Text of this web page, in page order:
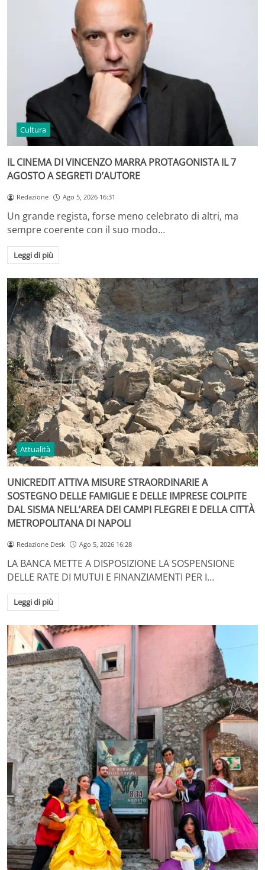
Cultura
IL CINEMA DI VINCENZO MARRA PROTAGONISTA IL 7
AGOSTO A SEGRETI D’AUTORE
Redazione Ago 5, 2026 16:31
Un grande regista, forse meno celebrato di altri, ma
sempre coerente con il suo modo…
Leggi di più
Attualità
UNICREDIT ATTIVA MISURE STRAORDINARIE A
SOSTEGNO DELLE FAMIGLIE E DELLE IMPRESE COLPITE
DAL SISMA NELL’AREA DEI CAMPI FLEGREI E DELLA CITTÀ
METROPOLITANA DI NAPOLI
Redazione Desk Ago 5, 2026 16:28
LA BANCA METTE A DISPOSIZIONE LA SOSPENSIONE
DELLE RATE DI MUTUI E FINANZIAMENTI PER I…
Leggi di più